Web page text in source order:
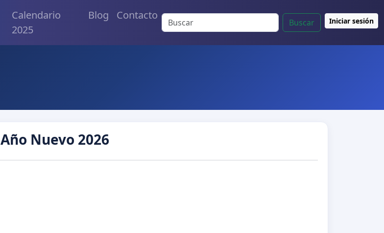
Calendario
2025
Blog Contacto
Buscar Iniciar sesión
Año Nuevo 2026